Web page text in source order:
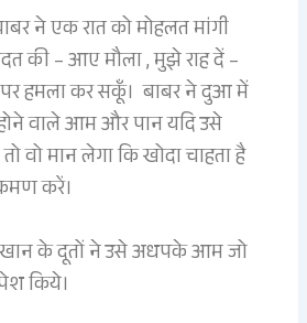
ने एक रात को मोहलत मांगी
की – आए मौला , मुझे राह दें –
पर हमला कर सकूँ। बाबर ने दुआ में
वाले आम और पान यदि उसे
वो मान लेगा कि खोदा चाहता है
करें।
के दूतों ने उसे अधपके आम जो
किये।